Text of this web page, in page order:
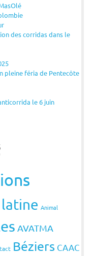
des corridas dans le
pleine féria de Pentecôte
le 6 juin
Animal
AVATMA
Béziers CAAC